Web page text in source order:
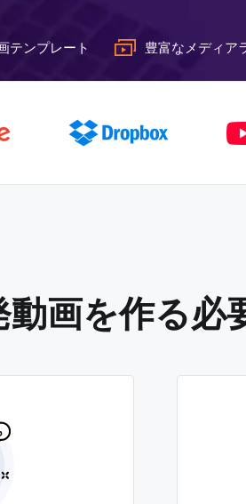
テンプレート 豊富なメディア
動画を作る必